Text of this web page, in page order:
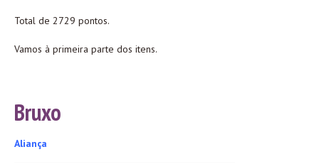
Total de 2729 pontos.
Vamos à primeira parte dos itens.
Bruxo
Aliança